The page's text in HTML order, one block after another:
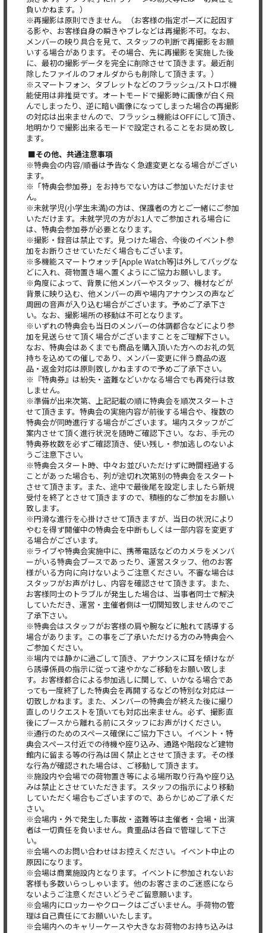
負いかねます。）
※再撮影は原則できません。（お客様の指定ポーズに起因す
る影や、お客様自身の瞬きやブレなどは再撮影不可。なお、
メンバーの映り具合を見て、スタッフの判断で再撮影をお願
いする場合があります。その場合、先に再撮影を実施した後
に、最初の撮影データを完全に削除させて頂きます。最近削
除したファイルのフォルダからも削除して頂きます。）
※スマートフォン、タブレットなどのフラッシュ/ストロボ機
能使用は非推奨です。オートモードで撮影時に画像が白く飛
んでしまったり、逆に暗い画像になってしまった場合の再撮影
の対応は出来ませんので、フラッシュ機能はOFFにして頂き、
地明かりで撮影出来るモードで設定されることをお奨め致し
ます。
■その他、共通注意事項
※特典会の内容/順番は予告なく急遽変更となる場合がござい
ます。
※「特典会参加券」をお持ちでない方はご参加いただけませ
ん。
※未就学児(小学生未満)の方は、保護者の方とご一緒にご参加
いただけます。未就学児の方がお1人でご参加される場合に
は、特典会参加券が必要となります。
※撮影・録音は禁止です。見つけた場合、今後のイベント参
加をお断りさせていただく場合もございます。
※多機能スマートウォッチ[Apple Watch等]は外してバッグな
どに入れ、荷物置き場へ置くようにご協力お願いします。
※角度によって、背景に他メンバーやスタッフ、機材などが
背景に映り込む、他メンバーの声や場内アナウンスの声など
周囲の音声が入り込む場合がございます。予めご了承下さ
い。なお、撮影場所の移動は不可となります。
※いずれの特典会も当日のメンバーの体調都合などにより参
加を見送らせて頂く場合がございますことをご理解下さい。
なお、特典会はあくまでも商品を購入頂いた方へのお礼の気
持ちを込めての催しであり、メンバー変更に伴う商品の返
品・返金対応は原則致しかねますので予めご了承下さい。
※『特典券』は紛失・盗難などいかなる場合でも再発行は致
しません。
※準備が出来次第、上記記載の順に特典会を順次スタートさ
せて頂きます。特典会の実施内容が前後する場合や、複数の
特典会が同時進行する場合がございます。場内スタッフがご
案内させて頂く進行状況を随時ご確認下さい。なお、手元の
特典券枚数を必ずご確認頂き、使い残し・参加逃しのないよ
うご注意下さい。
※特典会スタート時、中々お並びいただけずに時間経過する
ことがあった場合も、列が途切れ次第別の特典会をスタート
させて頂きます。また、途中で最後尾を設定しましたら新規
受付を終了とさせて頂きますので、積極的なご参加をお願い
致します。
※円滑な進行を心掛けさせて頂きますが、当日の状況により
やむを得ず開催中の特典会を中断もしくは一部内容を変更す
る場合がございます。
※ライブや特典会実施中に、携帯電話などのカメラをメンバ
ーがいる特典会ブースであったり、運営スタッフ、他のお客
様がいる方向に向けないようご注意ください。不審な場合は
スタッフがお声がけし、内容を確認させて頂きます。また、
お客様同士のトラブルが発生した場合は、当事者同士で解決
していただき、運営・主催者側は一切関知致しませんのでご
了承下さい。
※特典会はスタッフがお客様の肩や腕などに触れて誘導する
場合があります。この事をご了承いただける方のみ特典会へ
ご参加ください。
※場内では静かに過ごして頂き、アナウンスに耳を傾けなが
ら誘導係員の指示に従って速やかなご移動をお願い致しま
す。お客様都合による参加逃しに関して、いかなる場合であ
っても一度終了した特典会を再開するなどの特別な対応は一
切致しかねます。また、メンバーの特典会が終えた後に撮り
直しのリクエストを頂いても対応出来ません。必ず、撮影直
後にブースから離れる前にスタッフにお声がけください。
※通行のためのスペース確保にご協力下さい。イベント・特
典会スペース付近での待機や座り込み、通路や階段など建物
館内に留まる等の行為は固く禁止とさせて頂きます。その様
な行為が確認された場合は、ご移動して頂きます。
※施設内や会場での荷物置き等による場所取り行為や座り込
みは禁止とさせていただきます。スタッフの指示により移動
していただく場合もございますので、あらかじめご了承くだ
さい。
※会場内・外で発生した事故・盗難等は主催者・会場・出演
者は一切責任を負いません。貴重品は各自で管理して下さ
い。
※会場へのお問い合わせはお控えください。イベント中止の
原因になります。
※会場は商業施設内となります。イベントに参加されないお
客様も多数いらっしゃいます。他のお客さまのご迷惑になら
ないようご注意ください.どうぞご留意願います。
※会場内にロッカーやクロークはございません。手荷物の管
理は自己責任にてお願いいたします。
※会場内へのキャリーケースや大きなお荷物のお持ち込みは